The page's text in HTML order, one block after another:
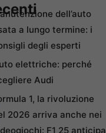
dell’auto
a lungo termine: i
degli esperti
elettriche: perché
Audi
1, la rivoluzione
2026 arriva anche nei
F1 25 anticipa